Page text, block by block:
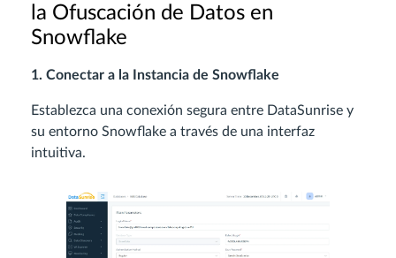
la Ofuscación de Datos en
Snowflake
1. Conectar a la Instancia de Snowflake
Establezca una conexión segura entre DataSunrise y
su entorno Snowflake a través de una interfaz
intuitiva.